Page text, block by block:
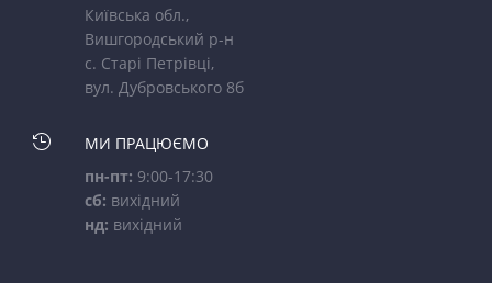
Київська обл.,
Вишгородський р-н
с. Старі Петрівці,
вул. Дубровського 8б

МИ ПРАЦЮЄМО
пн-пт: 9:00-17:30
сб: вихідний
нд: вихідний